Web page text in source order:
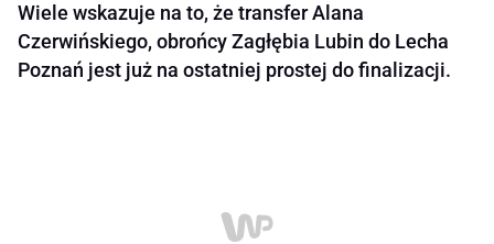
Wiele wskazuje na to, że transfer Alana
Czerwińskiego, obrońcy Zagłębia Lubin do Lecha
Poznań jest już na ostatniej prostej do finalizacji.